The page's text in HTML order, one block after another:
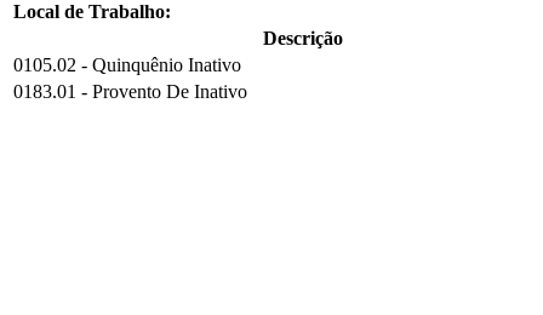
Local de Trabalho:
Descrição
0105.02 - Quinquênio Inativo
0183.01 - Provento De Inativo